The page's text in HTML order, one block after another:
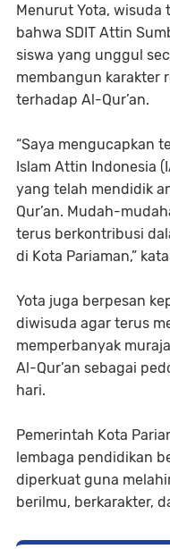
Menurut Yota,
bahwa SDIT Attin
siswa yang unggul
membangun karakter
terhadap Al-Qur’an.
“Saya mengucapkan
Islam Attin Indonesia
yang telah mendidik
Qur’an. Mudah-
terus berkontribusi
di Kota Pariaman,”
Yota juga berpesan
diwisuda agar terus
memperbanyak
Al-Qur’an sebagai
hari.
Pemerintah Kota
lembaga pendidikan
diperkuat guna
berilmu, berkarakter,